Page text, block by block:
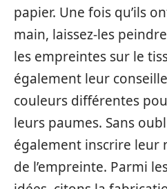
papier. Une fois qu’ils
main, laissez-les
les empreintes sur le
également leur
couleurs différentes
leurs paumes. Sans
également inscrire leur
de l’empreinte. Parmi